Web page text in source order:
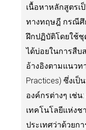
เนื้อหาหลักสูตรเ
ทางทฤษฎี กรณีศึ
ฝึกปฏิบัติโดยใช้
ได้บ่อยในการสืบ
อ้างอิงตามแนวท
Practices) ซึ่งเ
องค์กรต่างๆ เช่
เทคโนโลยีแห่งช
ประเทศว่าด้วยก